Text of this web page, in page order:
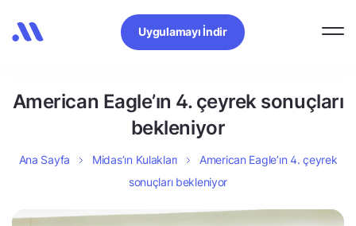
Uygulamayı İndir
American Eagle’ın 4. çeyrek sonuçları
bekleniyor
Ana Sayfa Midas’ın Kulakları
American Eagle’ın 4. çeyrek
sonuçları bekleniyor